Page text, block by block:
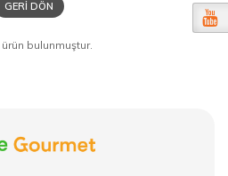
GERI DÖN
bulunmuştur.